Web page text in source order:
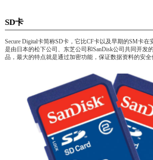
关于我们
关于迷你兔
联系我们
SD卡
Secure Digital卡简称SD卡，它比CF卡以及早期的SM卡在
是由日本的松下公司、东芝公司和SanDisk公司共同开发
品，最大的特点就是通过加密功能，保证数据资料的安全